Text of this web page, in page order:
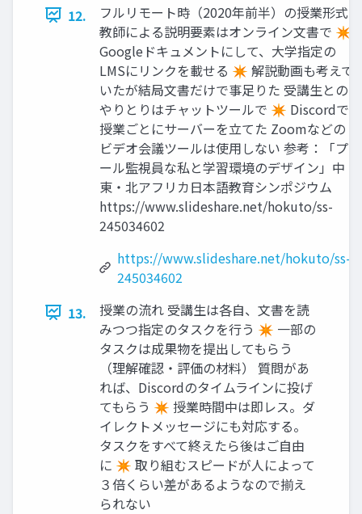
12.
フルリモート時（2020年前半）の授業形式
教師による説明要素はオンライン文書で ✴
Googleドキュメントにして、大学指定の
LMSにリンクを載せる ✴ 解説動画も考えて
いたが結局文書だけで事足りた 受講生との
やりとりはチャットツールで ✴ Discordで
授業ごとにサーバーを立てた Zoomなどの
ビデオ会議ツールは使用しない 参考：「プ
ール監視員な私と学習環境のデザイン」中
東・北アフリカ日本語教育シンポジウム
https://www.slideshare.net/hokuto/ss-
245034602
https://www.slideshare.net/hokuto/ss-
245034602
13.
授業の流れ 受講生は各自、文書を読
みつつ指定のタスクを行う ✴ 一部の
タスクは成果物を提出してもらう
（理解確認・評価の材料） 質問があ
れば、Discordのタイムラインに投げ
てもらう ✴ 授業時間中は即レス。ダ
イレクトメッセージにも対応する。
タスクをすべて終えたら後はご自由
に ✴ 取り組むスピードが人によって
３倍くらい差があるようなので揃え
られない